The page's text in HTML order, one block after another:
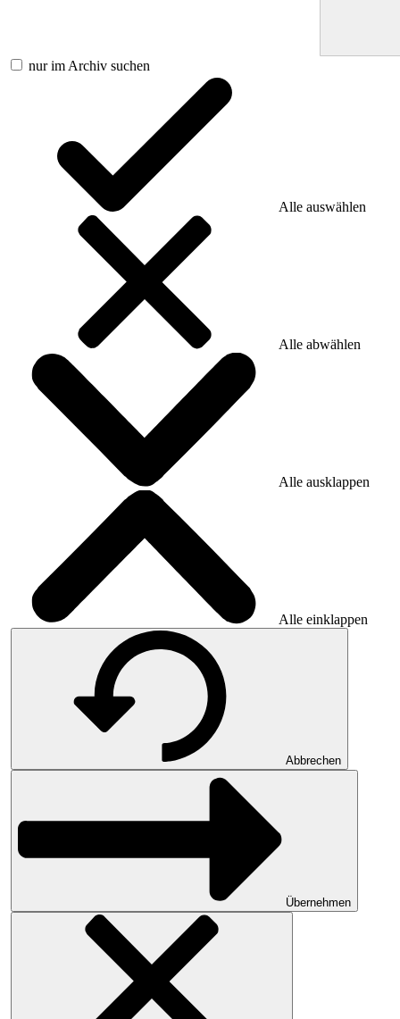
nur im Archiv suchen
Alle auswählen
Alle abwählen
Alle ausklappen
Alle einklappen
Abbrechen
Übernehmen